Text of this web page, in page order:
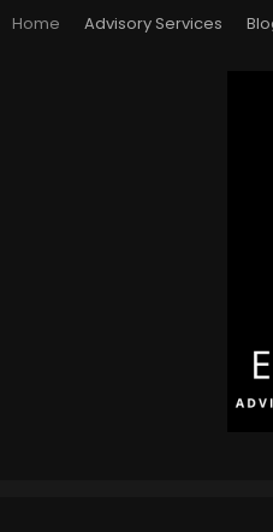
Home Advisory Services